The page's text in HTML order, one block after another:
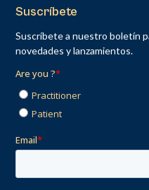
Suscríbete
Suscríbete a nuestro boletín
novedades y lanzamientos.